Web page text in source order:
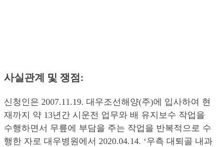
사실관계 및 쟁점:
신청인은 2007.11.19. 대우조선해양(주)에 입사하여 현
재까지 약 13년간 시운전 업무와 배 유지보수 작업을
수행하면서 무릎에 부담을 주는 작업을 반복적으로 수
행한 자로 대우병원에서 2020.04.14. ‘우측 대퇴골 내과